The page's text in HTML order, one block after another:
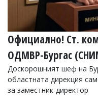
Официално! Ст.
ОДМВР-Бургас
Доскорошният шеф на
областната дирекция
за заместник-директор